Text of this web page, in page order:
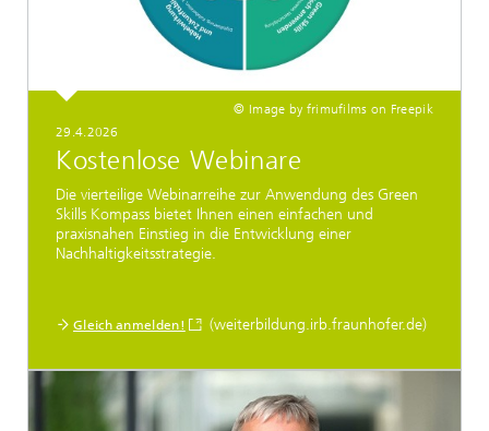
© Image by frimufilms on Freepik
29.4.2026
Kostenlose Webinare
Die vierteilige Webinarreihe zur Anwendung des Green
Skills Kompass bietet Ihnen einen einfachen und
praxisnahen Einstieg in die Entwicklung einer
Nachhaltigkeitsstrategie.
Gleich anmelden! (weiterbildung.irb.fraunhofer.de)